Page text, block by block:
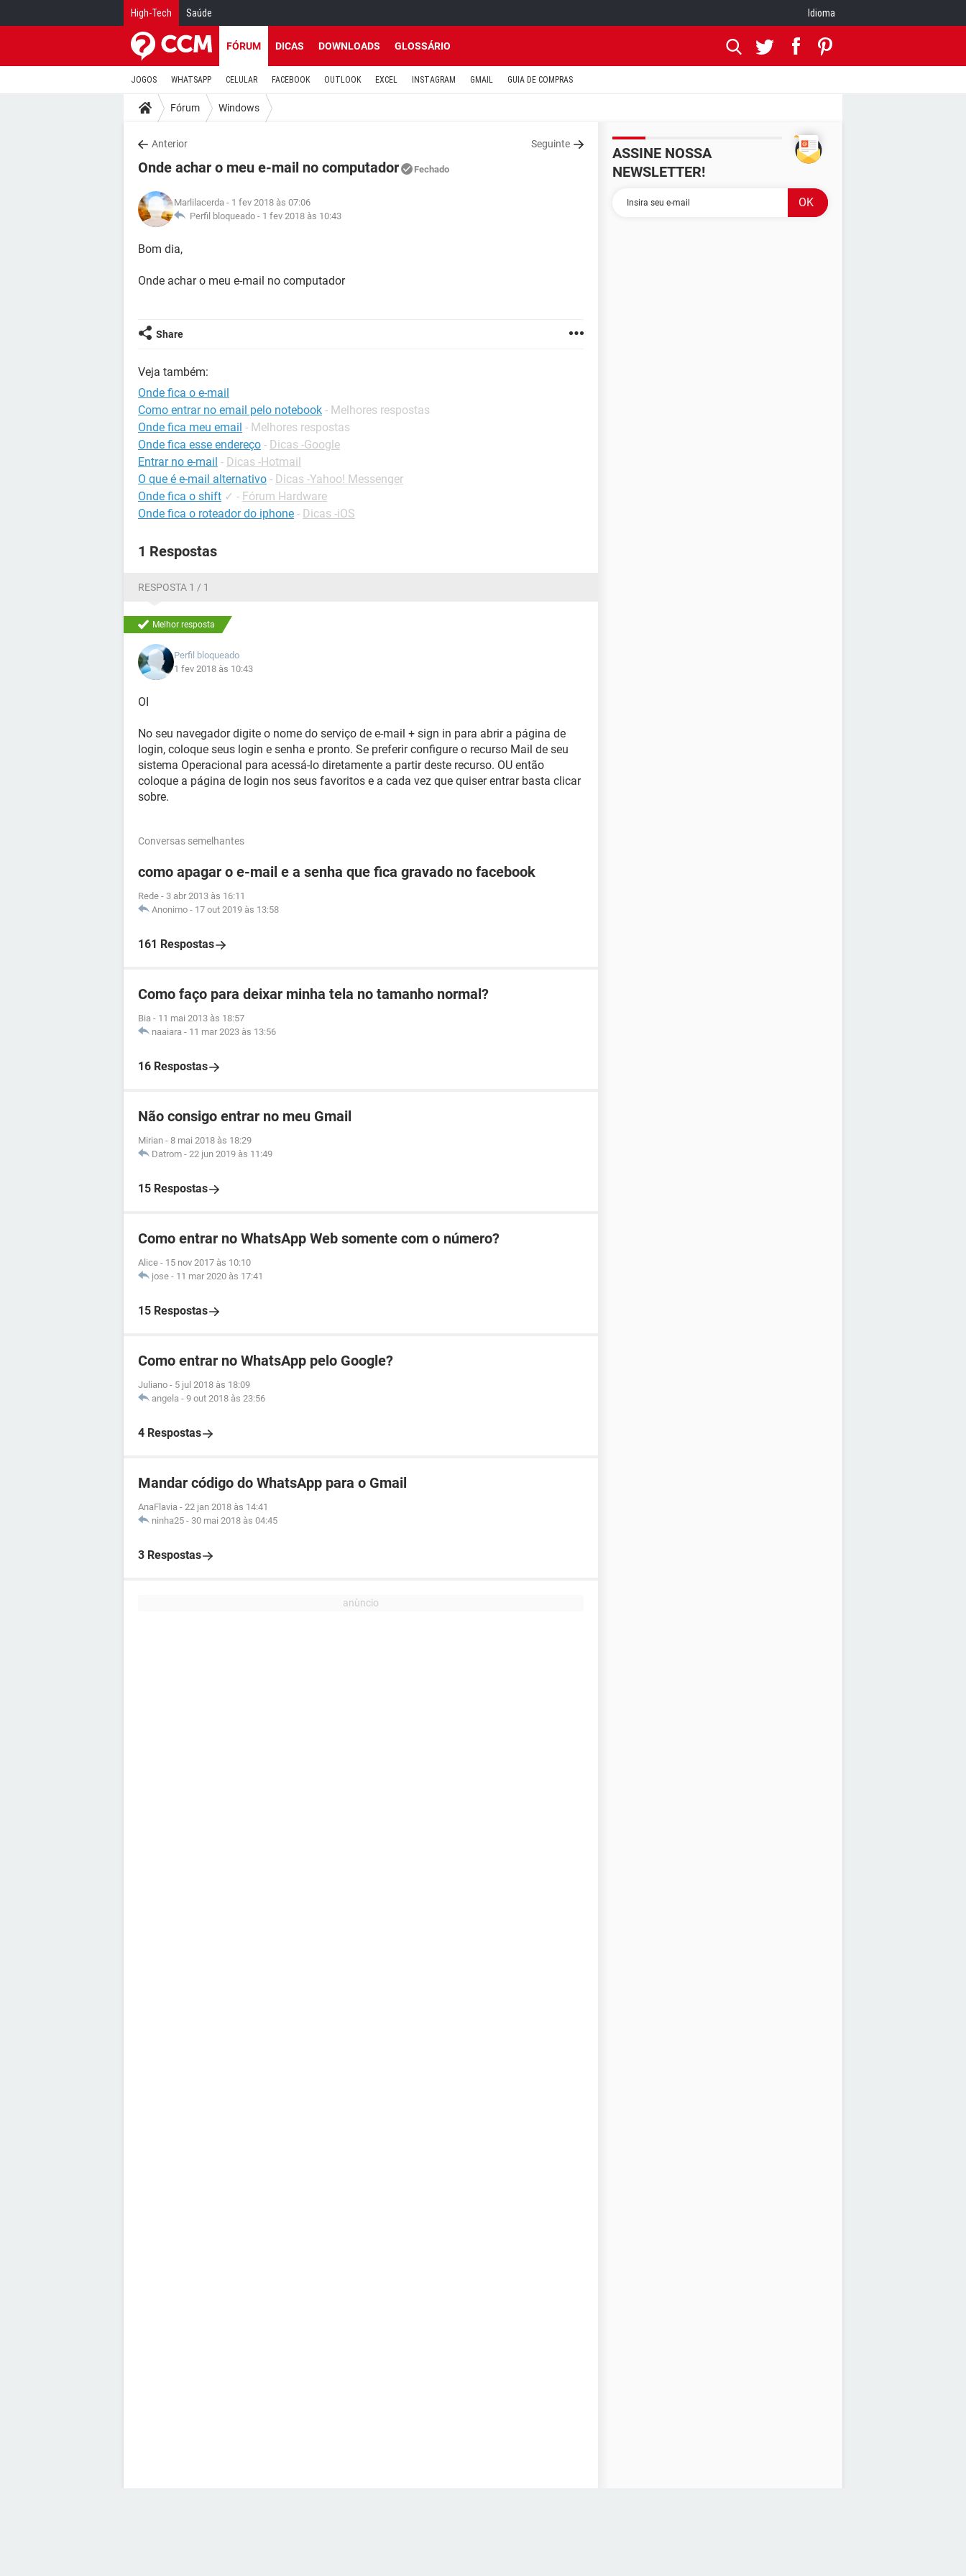
High-Tech Saúde Idioma
FÓRUM DICAS DOWNLOADS GLOSSÁRIO
JOGOS WHATSAPP CELULAR FACEBOOK OUTLOOK EXCEL INSTAGRAM GMAIL GUIA DE COMPRAS
Fórum Windows
Anterior Seguinte
Onde achar o meu e-mail no computador Fechado
Marlilacerda - 1 fev 2018 às 07:06
Perfil bloqueado - 1 fev 2018 às 10:43
Bom dia,
Onde achar o meu e-mail no computador
Share
Veja também:
Onde fica o e-mail
Como entrar no email pelo notebook - Melhores respostas
Onde fica meu email - Melhores respostas
Onde fica esse endereço - Dicas -Google
Entrar no e-mail - Dicas -Hotmail
O que é e-mail alternativo - Dicas -Yahoo! Messenger
Onde fica o shift ✓ - Fórum Hardware
Onde fica o roteador do iphone - Dicas -iOS
1 Respostas
RESPOSTA 1 / 1
Melhor resposta
Perfil bloqueado
1 fev 2018 às 10:43
OI
No seu navegador digite o nome do serviço de e-mail + sign in para abrir a página de
login, coloque seus login e senha e pronto. Se preferir configure o recurso Mail de seu
sistema Operacional para acessá-lo diretamente a partir deste recurso. OU então
coloque a página de login nos seus favoritos e a cada vez que quiser entrar basta clicar
sobre.
Conversas semelhantes
como apagar o e-mail e a senha que fica gravado no facebook
Rede - 3 abr 2013 às 16:11
Anonimo - 17 out 2019 às 13:58
161 Respostas
Como faço para deixar minha tela no tamanho normal?
Bia - 11 mai 2013 às 18:57
naaiara - 11 mar 2023 às 13:56
16 Respostas
Não consigo entrar no meu Gmail
Mirian - 8 mai 2018 às 18:29
Datrom - 22 jun 2019 às 11:49
15 Respostas
Como entrar no WhatsApp Web somente com o número?
Alice - 15 nov 2017 às 10:10
jose - 11 mar 2020 às 17:41
15 Respostas
Como entrar no WhatsApp pelo Google?
Juliano - 5 jul 2018 às 18:09
angela - 9 out 2018 às 23:56
4 Respostas
Mandar código do WhatsApp para o Gmail
AnaFlavia - 22 jan 2018 às 14:41
ninha25 - 30 mai 2018 às 04:45
3 Respostas
ASSINE NOSSA
NEWSLETTER!